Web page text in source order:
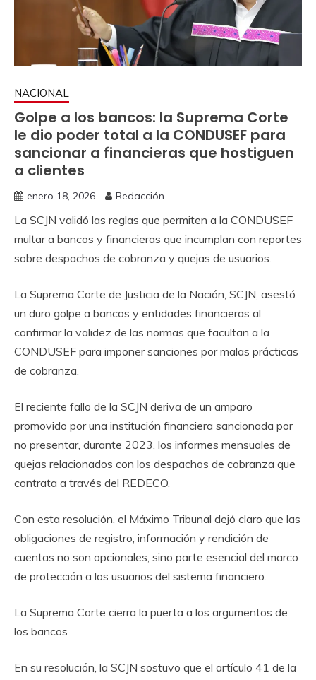
NACIONAL
Golpe a los bancos: la Suprema Corte
le dio poder total a la CONDUSEF para
sancionar a financieras que hostiguen
a clientes
enero 18, 2026 Redacción
La SCJN validó las reglas que permiten a la CONDUSEF
multar a bancos y financieras que incumplan con reportes
sobre despachos de cobranza y quejas de usuarios.
La Suprema Corte de Justicia de la Nación, SCJN, asestó
un duro golpe a bancos y entidades financieras al
confirmar la validez de las normas que facultan a la
CONDUSEF para imponer sanciones por malas prácticas
de cobranza.
El reciente fallo de la SCJN deriva de un amparo
promovido por una institución financiera sancionada por
no presentar, durante 2023, los informes mensuales de
quejas relacionados con los despachos de cobranza que
contrata a través del REDECO.
Con esta resolución, el Máximo Tribunal dejó claro que las
obligaciones de registro, información y rendición de
cuentas no son opcionales, sino parte esencial del marco
de protección a los usuarios del sistema financiero.
La Suprema Corte cierra la puerta a los argumentos de
los bancos
En su resolución, la SCJN sostuvo que el artículo 41 de la